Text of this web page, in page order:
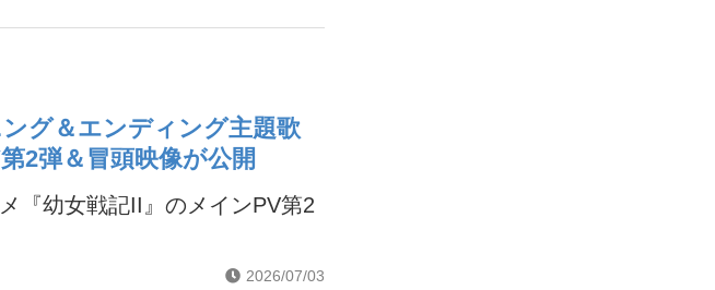
グ＆エンディング主題歌
2弾＆冒頭映像が公開
『幼女戦記II』のメインPV第2
2026/07/03